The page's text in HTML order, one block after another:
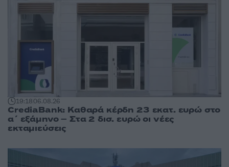
19:1806.08.26
CrediaBank: Καθαρά κέρδη 23 εκατ. ευρώ στο
α΄ εξάμηνο – Στα 2 δισ. ευρώ οι νέες
εκταμιεύσεις